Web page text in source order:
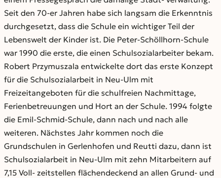
Seit den 70-er Jahren habe sich langsam die Erkenntnis
durchgesetzt, dass die Schule ein wichtiger Teil der
Lebenswelt der Kinder ist. Die Peter-Schöllhorn-Schule
war 1990 die erste, die einen Schulsozialarbeiter bekam.
Robert Przymuszala entwickelte dort das erste Konzept
für die Schulsozialarbeit in Neu-Ulm mit
Freizeitangeboten für die schulfreien Nachmittage,
Ferienbetreuungen und Hort an der Schule. 1994 folgte
die Emil-Schmid-Schule, dann nach und nach alle
weiteren. Nächstes Jahr kommen noch die
Grundschulen in Gerlenhofen und Reutti dazu, dann ist
Schulsozialarbeit in Neu-Ulm mit zehn Mitarbeitern auf
7,15 Voll- zeitstellen flächendeckend an allen Grund- und